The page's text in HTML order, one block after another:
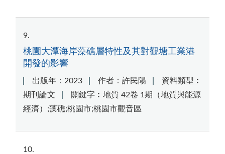
9
桃園大潭海岸藻礁層特性及其對觀塘工業港
開發的影響
出版年：2023 作者：許民陽
資料類型︰
期刊論文
關鍵字︰地質 42卷 1期（地質與能源
經濟）;藻礁;桃園市;桃園市觀音區
10